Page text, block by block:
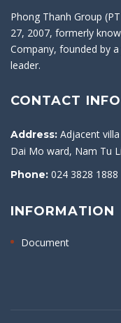
Phong Thanh Group
27, 2007, formerly
Company, founded by
leader.
CONTACT INFO
Address: Adjacent
Dai Mo ward, Nam Tu
Phone: 024 3828 1888
INFORMATION
Document